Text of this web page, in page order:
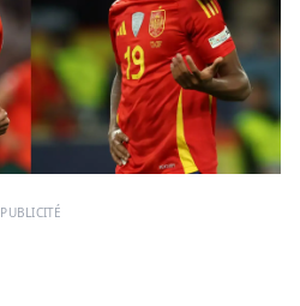
PUBLICITÉ